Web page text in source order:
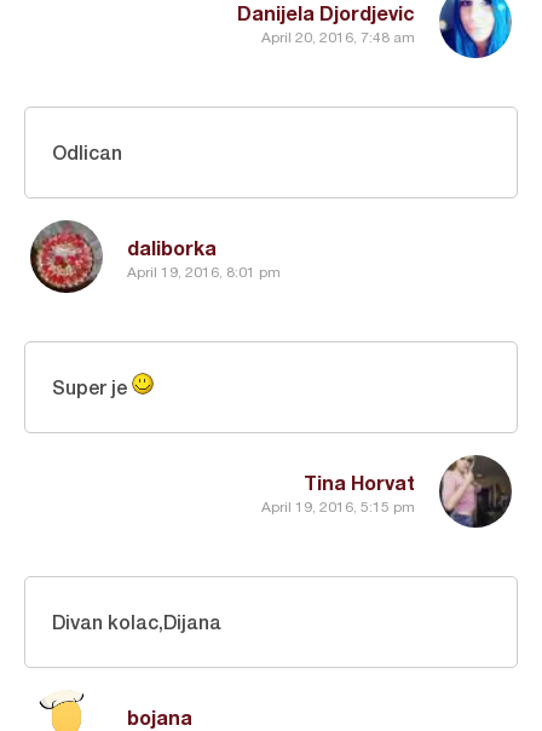
Danijela Djordjevic
April 20, 2016, 7:48 am
daliborka
April 19, 2016, 8:01 pm
Odlican
Tina Horvat
April 19, 2016, 5:15 pm
Super je
bojana
Divan kolac,Dijana